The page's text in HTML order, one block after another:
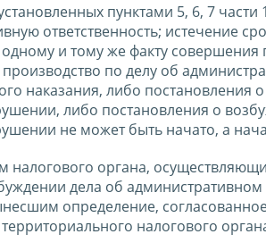
пунктами 5, 6, 7 части 1
ответственность; истечение
одному и тому же факту
по делу об
наказания, либо постановления
либо постановления о
не может быть начато, а
органа,
дела об
определение,
налогового